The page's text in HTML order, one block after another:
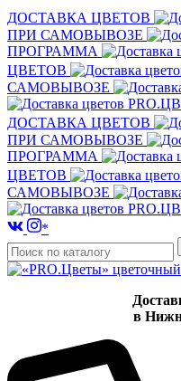
ДОСТАВКА ЦВЕТОВ
ПРИ САМОВЫВОЗЕ
ПРОГРАММА
ЦВЕТОВ
САМОВЫВОЗЕ
ДОСТАВКА ЦВЕТОВ
ПРИ САМОВЫВОЗЕ
ПРОГРАММА
ЦВЕТОВ
САМОВЫВОЗЕ
*
в